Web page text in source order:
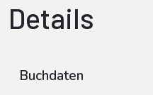
Details
Buchdaten